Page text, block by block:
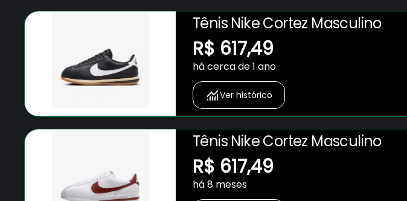
Tênis Nike Cortez Masculino
R$ 617,49
há cerca de 1 ano
Ver histórico
Tênis Nike Cortez Masculino
R$ 617,49
há 8 meses